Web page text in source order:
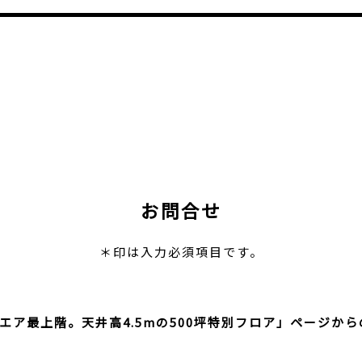
お問合せ
＊印は入力必須項目です。
ア最上階。天井高4.5mの500坪特別フロア」ページから